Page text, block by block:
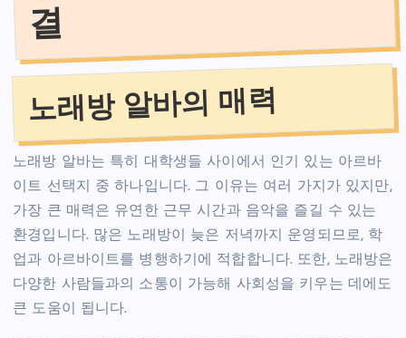
결
노래방 알바의 매력
노래방 알바는 특히 대학생들 사이에서 인기 있는 아르바
이트 선택지 중 하나입니다. 그 이유는 여러 가지가 있지만,
가장 큰 매력은 유연한 근무 시간과 음악을 즐길 수 있는
환경입니다. 많은 노래방이 늦은 저녁까지 운영되므로, 학
업과 아르바이트를 병행하기에 적합합니다. 또한, 노래방은
다양한 사람들과의 소통이 가능해 사회성을 키우는 데에도
큰 도움이 됩니다.